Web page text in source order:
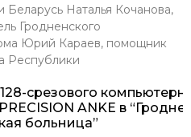
Беларусь Наталья Кочанова,
Гродненского
Юрий Караев, помощник
Республики
срезового
ANKE в
больница”